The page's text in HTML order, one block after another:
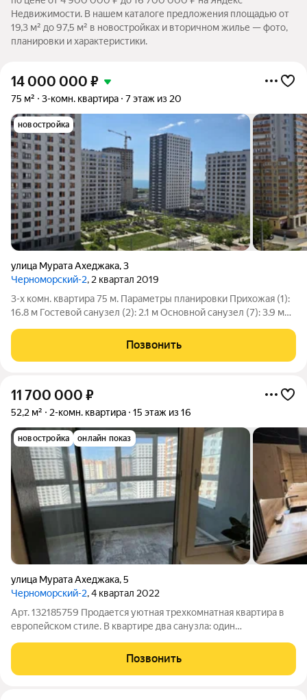
Недвижимости. В нашем каталоге предложения площадью от
19,3 м² до 97,5 м² в новостройках и вторичном жилье — фото,
планировки и характеристики.
14 000 000 ₽
75 м² 3-комн. квартира 7 этаж из 20
новостройка
улица Мурата Ахеджака,3
Черноморский-2, 2 квартал 2019
3-х комн. квартира 75 м. Параметры планировки Прихожая (1):
16.8 м Гостевой санузел (2): 2.1 м Основной санузел (7): 3.9 м
м Балкон (8): 3.0 м Идеальная планировка для большой семьи в
Позвонить
11 700 000 ₽
52,2 м² 2-комн. квартира 15 этаж из 16
новостройка онлайн показ
улица Мурата Ахеджака,5
Черноморский-2, 4 квартал 2022
Арт. 132185759 Продается уютная трехкомнатная квартира в
европейском стиле. В квартире два санузла: один
накопительным баком на 300 литров. Балкон площадью около
Позвонить